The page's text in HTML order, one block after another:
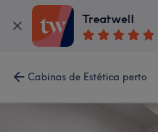
Treatwell
Cabinas de Estética perto